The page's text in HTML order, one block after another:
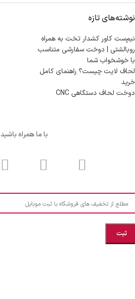
نوشته‌های تازه
نیم‌ست کاور کشدار تخت به همراه
روبالشتی | دوخت سفارشی متناسب
با خوشخواب شما
لحاف لایت چیست؟ راهنمای کامل
خرید
دوخت لحاف دستگاهی CNC
با ما همراه باشید
مطلع از تخفیف های فروشگاه با ثبت موبایل